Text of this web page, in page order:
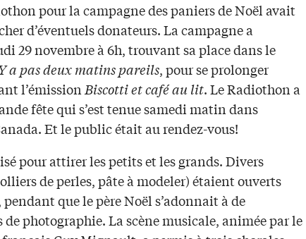
pour la campagne des paniers de Noël avait
d’éventuels donateurs. La campagne a
29 novembre à 6h, trouvant sa place dans le
a pas deux matins pareils, pour se prolonger
l’émissionBiscotti et café au lit. Le Radiothon a
fête qui s’est tenue samedi matin dans
Et le public était au rendez-vous!
pour attirer les petits et les grands. Divers
de perles, pâte à modeler) étaient ouverts
que le père Noël s’adonnait à de
de photographie. La scène musicale, animée par le